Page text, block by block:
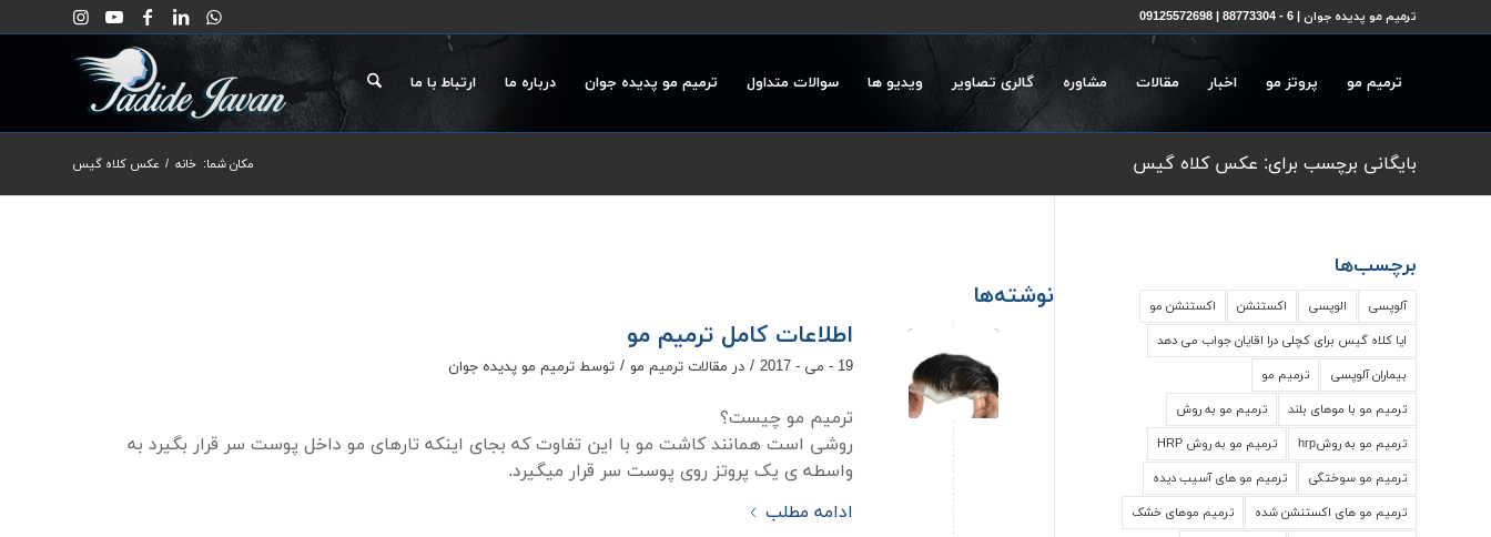
ترمیم مو پدیده جوان | 6 - 88773304 | 09125572698
ترمیم مو پروتز مو اخبار مقالات مشاوره گالری تصاویر ویدیو ها سوالات متداول ترمیم مو پدیده جوان درباره ما ارتباط با ما
بایگانی برچسب برای: عکس کلاه گیس مکان شما: خانه / عکس کلاه گیس
نوشته‌ها
اطلاعات کامل ترمیم مو
19 - می - 2017 / در مقالات ترمیم مو / توسط ترمیم مو پدیده جوان
ترمیم مو چیست؟
روشی است همانند کاشت مو با این تفاوت که بجای اینکه تارهای مو داخل پوست سر قرار بگیرد به
واسطه ی یک پروتز روی پوست سر قرار میگیرد.
ادامه مطلب
برچسب‌ها
آلوپسی الوپسی اکستنشن
اکستنشن مو
ایا کلاه گیس برای کچلی درا اقایان جواب می دهد
بیماران آلوپسی
ترمیم مو
ترمیم مو با موهای بلند
ترمیم مو به روش
ترمیم مو به روشhrp
ترمیم مو به روش HRP
ترمیم مو سوختگی
ترمیم مو های آسیب دیده
ترمیم مو های اکستنشن شده
ترمیم موهای خشک